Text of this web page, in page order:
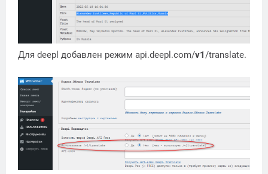
Для deepl добавлен режим api.deepl.com/v1/translate.